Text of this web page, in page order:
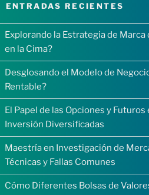
ENTRADAS RECIENTES
Explorando la Estrategia de
en la Cima?
Desglosando el Modelo de
Rentable?
El Papel de las Opciones y
Inversión Diversificadas
Maestría en Investigación de
Técnicas y Fallas Comunes
Cómo Diferentes Bolsas de